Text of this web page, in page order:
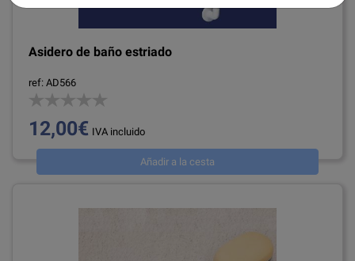
Asidero de baño estriado
ref: AD566
12,00€ IVA incluido
Añadir a la cesta